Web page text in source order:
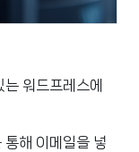
워드프레스에
통해 이메일을 넣